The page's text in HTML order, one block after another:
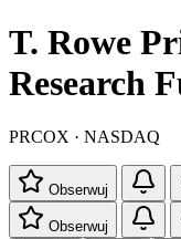
T. Rowe
Research
PRCOX · NASDAQ
Obserwuj
Obserwuj